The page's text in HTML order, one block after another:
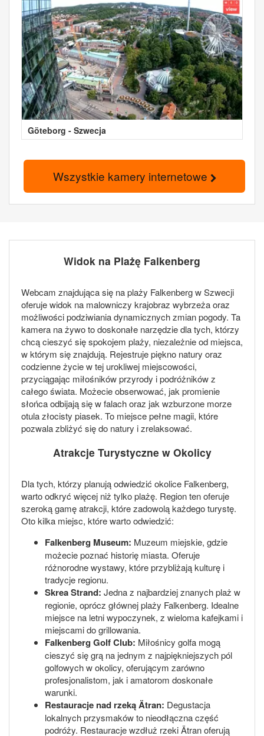
Göteborg - Szwecja
Wszystkie kamery internetowe
Widok na Plażę Falkenberg
Webcam znajdująca się na plaży Falkenberg w Szwecji
oferuje widok na malowniczy krajobraz wybrzeża oraz
możliwości podziwiania dynamicznych zmian pogody. Ta
kamera na żywo to doskonałe narzędzie dla tych, którzy
chcą cieszyć się spokojem plaży, niezależnie od miejsca,
w którym się znajdują. Rejestruje piękno natury oraz
codzienne życie w tej urokliwej miejscowości,
przyciągając miłośników przyrody i podróżników z
całego świata. Możecie obserwować, jak promienie
słońca odbijają się w falach oraz jak wzburzone morze
otula złocisty piasek. To miejsce pełne magii, które
pozwala zbliżyć się do natury i zrelaksować.
Atrakcje Turystyczne w Okolicy
Dla tych, którzy planują odwiedzić okolice Falkenberg,
warto odkryć więcej niż tylko plażę. Region ten oferuje
szeroką gamę atrakcji, które zadowolą każdego turystę.
Oto kilka miejsc, które warto odwiedzić:
Falkenberg Museum: Muzeum miejskie, gdzie
możecie poznać historię miasta. Oferuje
różnorodne wystawy, które przybliżają kulturę i
tradycje regionu.
Skrea Strand: Jedna z najbardziej znanych plaż w
regionie, oprócz głównej plaży Falkenberg. Idealne
miejsce na letni wypoczynek, z wieloma kafejkami i
miejscami do grillowania.
Falkenberg Golf Club: Miłośnicy golfa mogą
cieszyć się grą na jednym z najpiękniejszych pól
golfowych w okolicy, oferującym zarówno
profesjonalistom, jak i amatorom doskonałe
warunki.
Restauracje nad rzeką Ätran: Degustacja
lokalnych przysmaków to nieodłączna część
podróży. Restauracje wzdłuż rzeki Ätran oferują